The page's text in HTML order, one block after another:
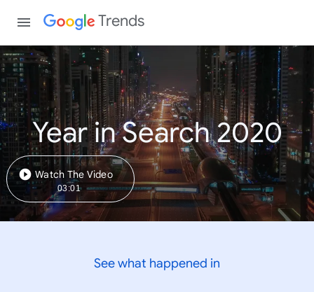
Trends
Year in Search 2020
Watch The Video
03:01
See what happened in